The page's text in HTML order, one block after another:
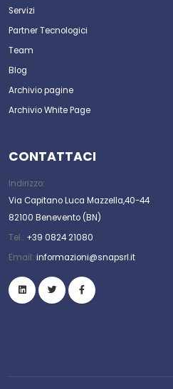
Servizi
Partner Tecnologici
Team
Blog
Archivio pagine
Archivio White Page
CONTATTACI
Indirizzo:
Via Capitano Luca Mazzella,40-44
82100 Benevento (BN)
Tel.: +39 0824 21080
Email: informazioni@snapsrl.it